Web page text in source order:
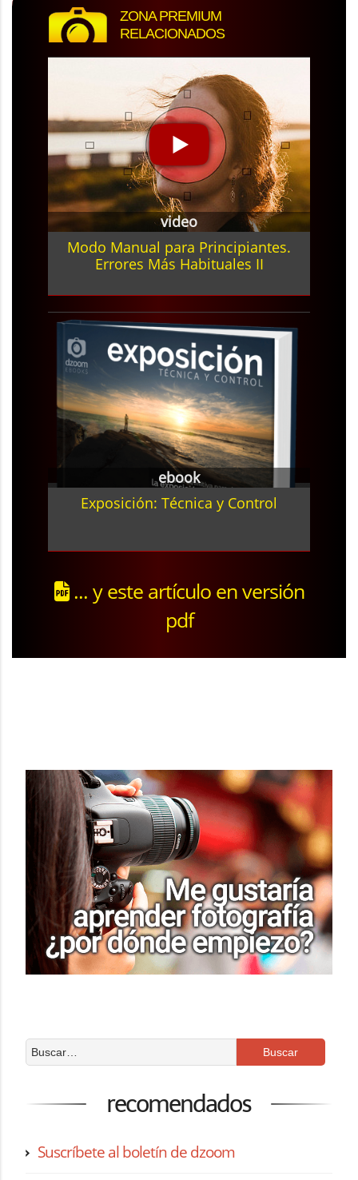
ZONA PREMIUM
RELACIONADOS
video
Modo Manual para Principiantes.
Errores Más Habituales II
ebook
Exposición: Técnica y Control
... y este artículo en versión
pdf
recomendados
Suscríbete al boletín de dzoom